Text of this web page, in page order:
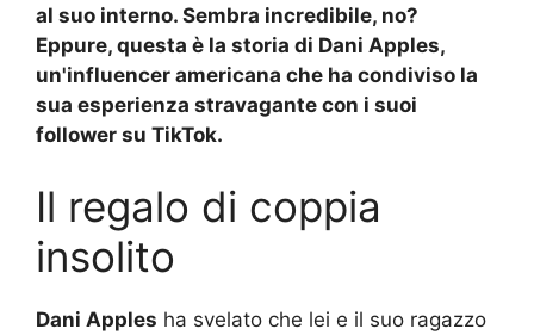
al suo interno. Sembra incredibile, no?
Eppure, questa è la storia di Dani Apples,
un'influencer americana che ha condiviso la
sua esperienza stravagante con i suoi
follower su TikTok.
Il regalo di coppia
insolito
Dani Apples ha svelato che lei e il suo ragazzo